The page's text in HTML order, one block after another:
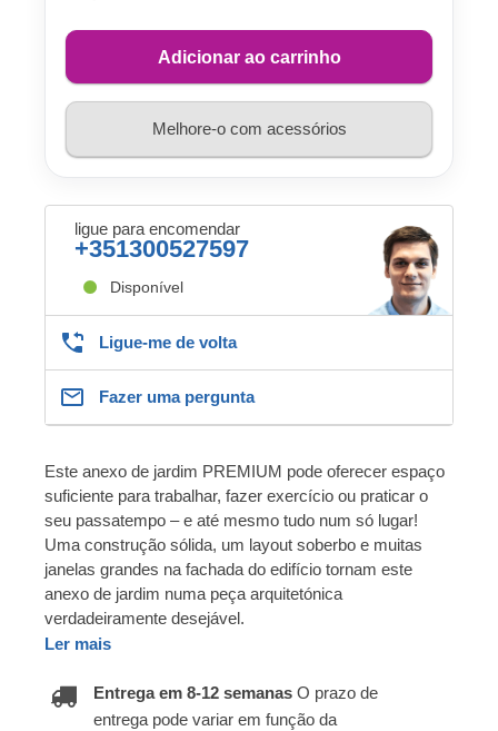
Adicionar ao carrinho
Melhore-o com acessórios
ligue para encomendar
+351300527597
Disponível
Ligue-me de volta
Fazer uma pergunta
Este anexo de jardim PREMIUM pode oferecer espaço
suficiente para trabalhar, fazer exercício ou praticar o
seu passatempo – e até mesmo tudo num só lugar!
Uma construção sólida, um layout soberbo e muitas
janelas grandes na fachada do edifício tornam este
anexo de jardim numa peça arquitetónica
verdadeiramente desejável.
Ler mais
Entrega em 8-12 semanas O prazo de
entrega pode variar em função da